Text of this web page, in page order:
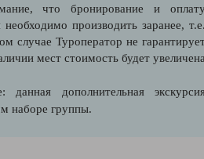
что бронирование и
необходимо производить заранее,
случае Туроператор не
мест стоимость будет
дополнительная
наборе группы.